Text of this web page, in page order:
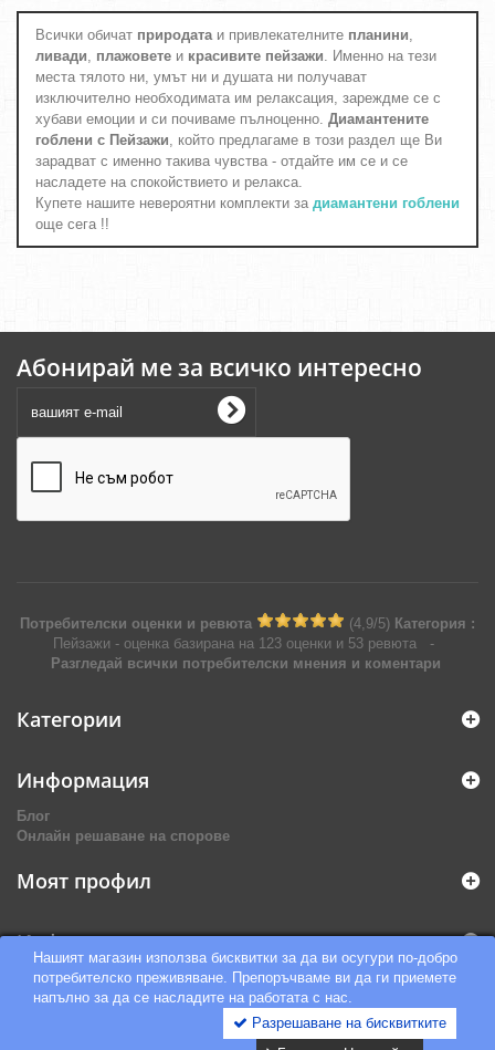
Нашият магазин използва бисквитки за да ви осугури по-добро
потребителско преживяване. Препоръчваме ви да ги приемете
напълно за да се насладите на работата с нас.
Разрешаване на бисквитките
Всички обичат природатаи привлекателните планини,
ливади, плажовете и красивите пейзажи. Именно на тези
места тялото ни, умът ни и душата ни получават
изключително необходимата им релаксация, зареждме се с
хубави емоции и си почиваме пълноценно. Диамантените
гоблени с Пейзажи, който предлагаме в този раздел ще Ви
зарадват с именно такива чувства - отдайте им се и се
насладете на спокойствието и релакса.
Купете нашите невероятни комплекти за диамантени гоблени
още сега !!
Абонирай ме за всичко интересно
Потребителски оценки и ревюта (4,9/5) Категория :
Пейзажи - оценка базирана на 123оценки и 53ревюта
-
Разгледай всички потребителски мнения и коментари
Категории
Информация
Блог
Онлайн решаване на спорове
Моят профил
Информация за магазина